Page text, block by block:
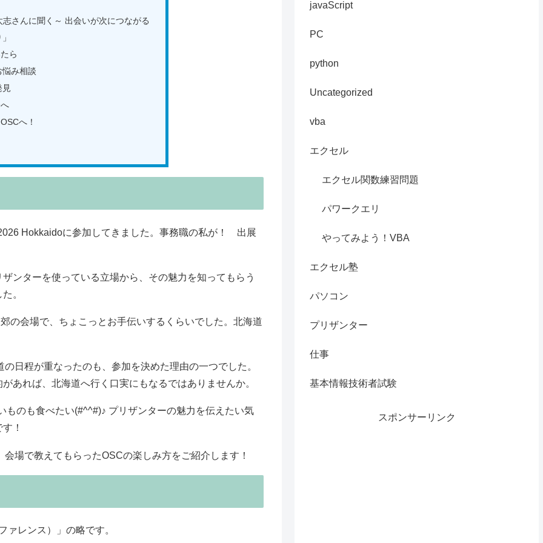
さんに聞く～ 出会いが次につながる
ら
み相談
見
へ！
Hokkaidoに参加してきました。事務職の私が！ 出展
ンターを使っている立場から、その魅力を知ってもらう
。
の会場で、ちょこっとお手伝いするくらいでした。北海道
日程が重なったのも、参加を決めた理由の一つでした。
あれば、北海道へ行く口実にもなるではありませんか。
のも食べたい(#^^#)♪ プリザンターの魅力を伝えたい気
！
場で教えてもらったOSCの楽しみ方をご紹介します！
ァレンス）」の略です。
javaScript
PC
python
Uncategorized
vba
エクセル
エクセル関数練習問題
パワークエリ
やってみよう！VBA
エクセル塾
パソコン
プリザンター
仕事
基本情報技術者試験
スポンサーリンク